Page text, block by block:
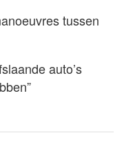
tussen
auto’s